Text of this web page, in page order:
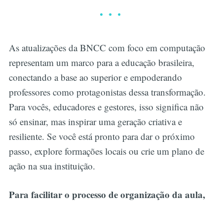
As atualizações da BNCC com foco em computação
representam um marco para a educação brasileira,
conectando a base ao superior e empoderando
professores como protagonistas dessa transformação.
Para vocês, educadores e gestores, isso significa não
só ensinar, mas inspirar uma geração criativa e
resiliente. Se você está pronto para dar o próximo
passo, explore formações locais ou crie um plano de
ação na sua instituição.
Para facilitar o processo de organização da aula,